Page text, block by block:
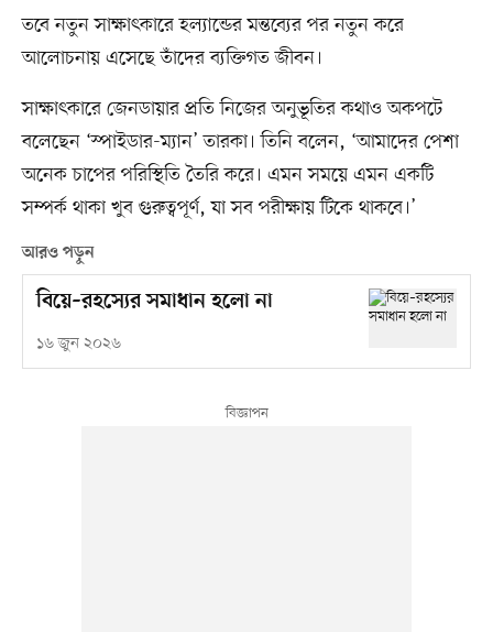
তবে নতুন সাক্ষাৎকারে হল্যান্ডের মন্তব্যের পর নতুন করে
আলোচনায় এসেছে তাঁদের ব্যক্তিগত জীবন।
সাক্ষাৎকারে জেনডায়ার প্রতি নিজের অনুভূতির কথাও অকপটে
বলেছেন ‘স্পাইডার-ম্যান’ তারকা। তিনি বলেন, ‘আমাদের পেশা
অনেক চাপের পরিস্থিতি তৈরি করে। এমন সময়ে এমন একটি
সম্পর্ক থাকা খুব গুরুত্বপূর্ণ, যা সব পরীক্ষায় টিকে থাকবে।’
আরও পড়ুন
বিয়ে–রহস্যের সমাধান হলো না
১৬ জুন ২০২৬